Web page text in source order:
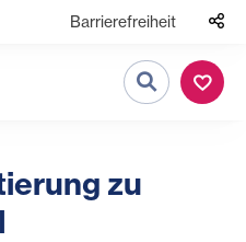
Barrierefreiheit
Suche
zu